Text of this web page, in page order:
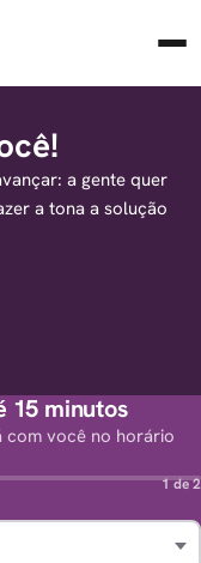
a gente quer
a tona a solução
15 minutos
com você no horário
1 de 2